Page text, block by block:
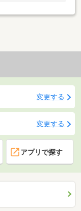
変更する
変更する
アプリで探す